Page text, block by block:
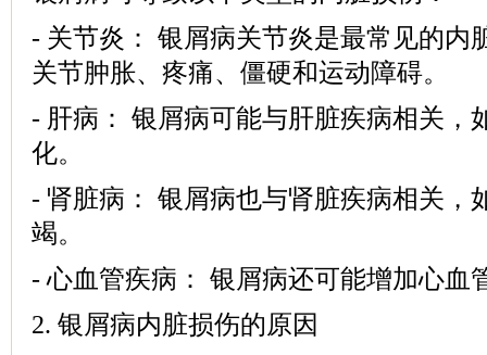
- 关节炎： 银屑病关节炎是最常见的内
关节肿胀、疼痛、僵硬和运动障碍。
- 肝病： 银屑病可能与肝脏疾病相关，
化。
- 肾脏病： 银屑病也与肾脏疾病相关，
竭。
- 心血管疾病： 银屑病还可能增加心血
2. 银屑病内脏损伤的原因